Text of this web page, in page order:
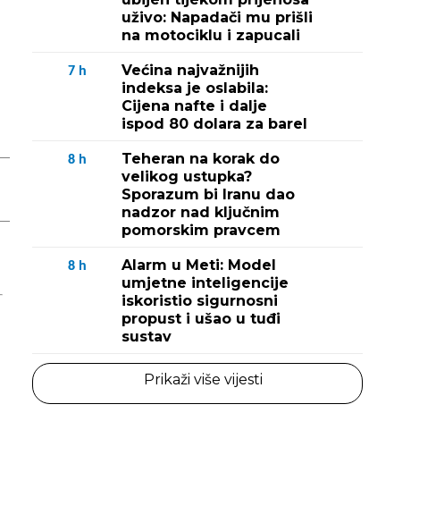
uživo: Napadači mu prišli
na motociklu i zapucali
7 h
Većina najvažnijih
indeksa je oslabila:
Cijena nafte i dalje
ispod 80 dolara za barel
8 h
Teheran na korak do
velikog ustupka?
Sporazum bi Iranu dao
nadzor nad ključnim
pomorskim pravcem
8 h
Alarm u Meti: Model
umjetne inteligencije
iskoristio sigurnosni
propust i ušao u tuđi
sustav
Prikaži više vijesti